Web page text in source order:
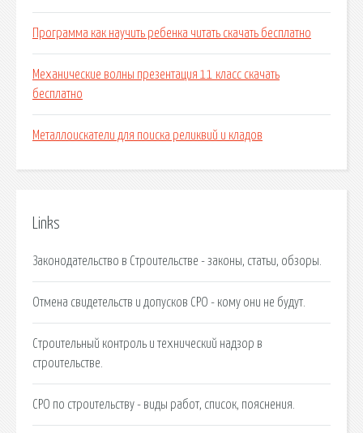
Программа как научить ребенка читать скачать бесплатно
Механические волны презентация 11 класс скачать
бесплатно
Металлоискатели для поиска реликвий и кладов
Links
Законодательство в Строительстве - законы, статьи, обзоры.
Отмена свидетельств и допусков СРО - кому они не будут.
Строительный контроль и технический надзор в
строительстве.
СРО по строительству - виды работ, список, пояснения.